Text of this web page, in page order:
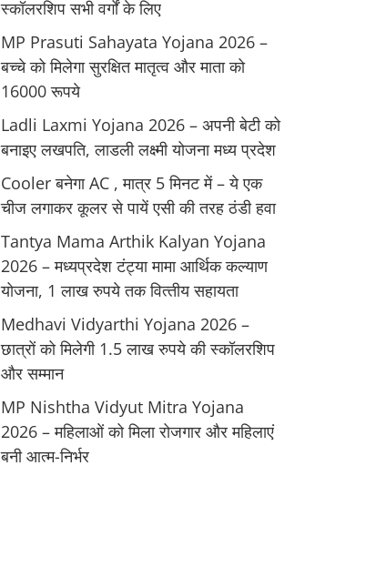
स्‍कॉलरशिप सभी वर्गों के लिए
MP Prasuti Sahayata Yojana 2026 –
बच्चे को मिलेगा सुरक्षित मातृत्व और माता को
16000 रूपये
Ladli Laxmi Yojana 2026 – अपनी बेटी को
बनाइए लखपति, लाडली लक्ष्मी योजना मध्य प्रदेश
Cooler बनेगा AC , मात्र 5 मिनट में – ये एक
चीज लगाकर कूलर से पायें एसी की तरह ठंडी हवा
Tantya Mama Arthik Kalyan Yojana
2026 – मध्‍यप्रदेश टंट्या मामा आर्थिक कल्‍याण
योजना, 1 लाख रुपये तक वित्‍तीय सहायता
Medhavi Vidyarthi Yojana 2026 –
छात्रों को मिलेगी 1.5 लाख रुपये की स्कॉलरशिप
और सम्मान
MP Nishtha Vidyut Mitra Yojana
2026 – महिलाओं को मिला रोजगार और महिलाएं
बनी आत्म-निर्भर